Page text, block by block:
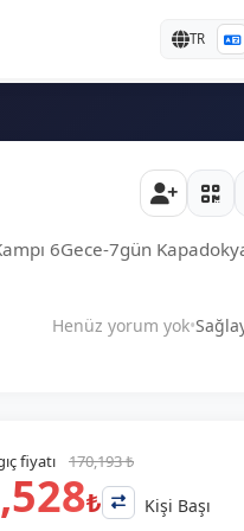
TR
6Gece-7gün
Henüz yorum yok•
fiyatı 170,193 ₺
₺ Kişi Başı